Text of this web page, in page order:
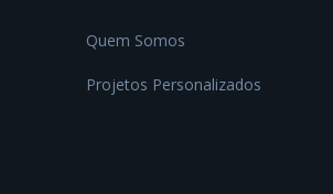
Quem Somos
Projetos Personalizados